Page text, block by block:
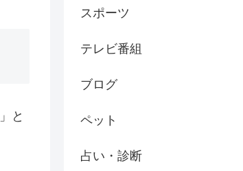
」と
スポーツ
テレビ番組
ブログ
ペット
占い・診断